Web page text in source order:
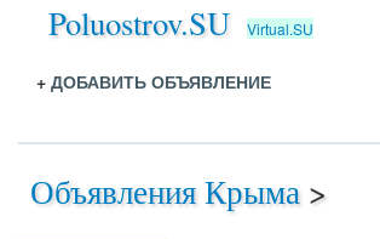
Poluostrov.SU Virtual.SU
+ ДОБАВИТЬ ОБЪЯВЛЕНИЕ
Объявления Крыма >